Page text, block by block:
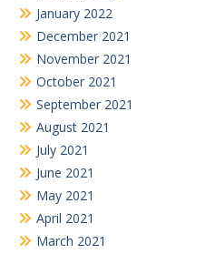
January 2022
December 2021
November 2021
October 2021
September 2021
August 2021
July 2021
June 2021
May 2021
April 2021
March 2021